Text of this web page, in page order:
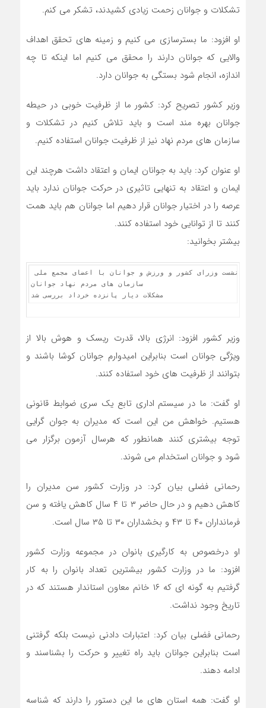
تشکلات و جوانان زحمت زیادی کشیدند، تشکر می کنم.
او افزود: ما بسترسازی می کنیم و زمینه های تحقق اهداف
والایی که جوانان دارند را محقق می کنیم اما اینکه تا چه
اندازه، انجام شود بستگی به جوانان دارد.
وزیر کشور تصریح کرد: کشور ما از ظرفیت خوبی در حیطه
جوانان بهره مند است و باید تلاش کنیم در تشکلات و
سازمان های مردم نهاد نیز از ظرفیت جوانان استفاده کنیم.
او عنوان کرد: باید به جوانان ایمان و اعتقاد داشت هرچند این
ایمان و اعتقاد به تنهایی تاثیری در حرکت جوانان ندارد باید
عرصه را در اختیار جوانان قرار دهیم اما جوانان هم باید همت
کنند تا از توانایی خود استفاده کنند.
بیشتر بخوانید:
نشست وزرای کشور و ورزش و جوانان با اعضای مجمع ملی
سازمان های مردم نهاد جوانان
مشکلات دیار پانزده خرداد بررسی شد
وزیر کشور افزود: انرژی بالا، قدرت ریسک و هوش بالا از
ویژگی جوانان است بنابراین امیدوارم جوانان کوشا باشند و
بتوانند از ظرفیت های خود استفاده کنند.
او گفت: ما در سیستم اداری تابع یک سری ضوابط قانونی
هستیم. خواهش من این است که مدیران به جوان گرایی
توجه بیشتری کنند همانطور که هرسال آزمون برگزار می
شود و جوانان استخدام می شوند.
رحمانی فضلی بیان کرد: در وزارت کشور سن مدیران را
کاهش دهیم و در حال حاضر ۳ تا ۴ سال کاهش یافته و سن
فرمانداران ۴۰ تا ۴۳ و بخشداران ۳۰ تا ۳۵ سال است.
او درخصوص به کارگیری بانوان در مجموعه وزارت کشور
افزود: ما در وزارت کشور بیشترین تعداد بانوان را به کار
گرفتیم به گونه ای که ۱۶ خانم معاون استاندار هستند که در
تاریخ وجود نداشت.
رحمانی فضلی بیان کرد: اعتبارات دادنی نیست بلکه گرفتنی
است بنابراین جوانان باید راه تغییر و حرکت را بشناسند و
ادامه دهند.
او گفت: همه استان های ما این دستور را دارند که شناسه